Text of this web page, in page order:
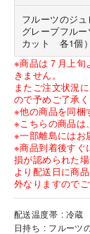
フルーツのジ
グレープフル
カット 各1個）
※商品は７月上旬
きません。
またご注文状況
ので予めご了承く
※他の商品を同梱
※こちらの商品は
※一部離島にはお
※商品到着後すぐ
損が認められた
より配送日に商
外なりますのでご
配送温度帯
冷蔵
日持ち
フルーツ